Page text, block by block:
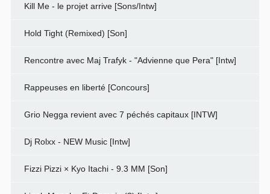
Kill Me - le projet arrive [Sons/Intw]
Hold Tight (Remixed) [Son]
Rencontre avec Maj Trafyk - "Advienne que Pera" [Intw]
Rappeuses en liberté [Concours]
Grio Negga revient avec 7 péchés capitaux [INTW]
Dj Rolxx - NEW Music [Intw]
Fizzi Pizzi × Kyo Itachi - 9.3 MM [Son]